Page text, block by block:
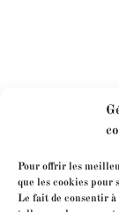
Pour offrir les
que les cookies pour
Le fait de consentir à